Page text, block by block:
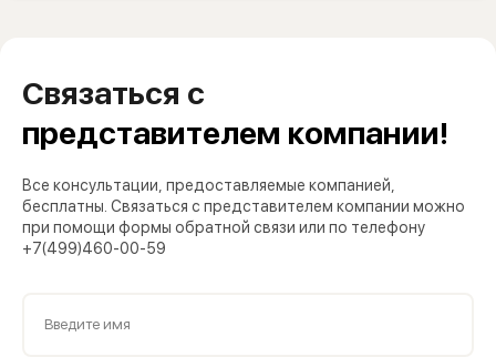
Связаться с
представителем компании!
Все консультации, предоставляемые компанией,
бесплатны. Связаться с представителем компании можно
при помощи формы обратной связи или по телефону
+7(499)460-00-59
Введите имя